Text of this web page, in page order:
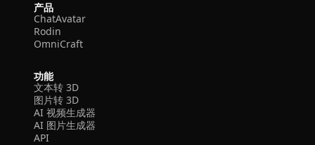
产品
ChatAvatar
Rodin
OmniCraft
功能
文本转 3D
图片转 3D
AI 视频生成器
AI 图片生成器
API